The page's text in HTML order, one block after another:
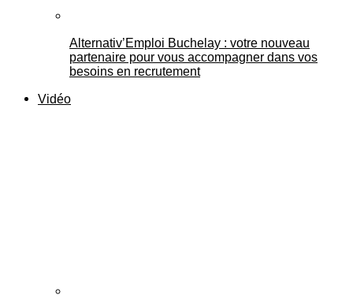
Alternativ’Emploi Buchelay : votre nouveau
partenaire pour vous accompagner dans vos
besoins en recrutement
Vidéo